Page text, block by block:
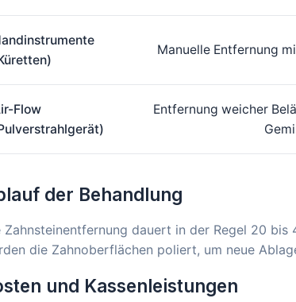
Manuelle Entfernung
Flow
Entfernung weicher
der Behandlung
Zahnsteinentfernung dauert in der Regel 20
die Zahnoberflächen poliert, um neue
und Kassenleistungen